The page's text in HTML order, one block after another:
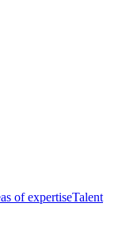
of expertiseTalent